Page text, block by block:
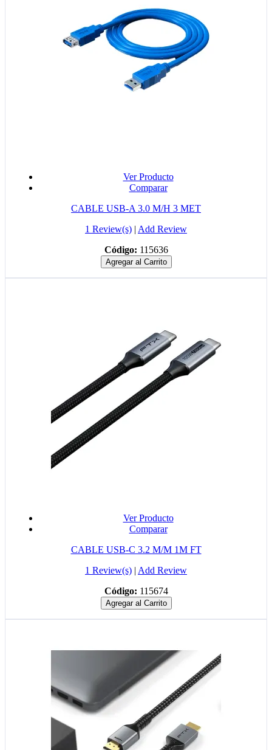
Ver Producto
Comparar
CABLE USB-A 3.0 M/H 3 MET
1 Review(s) | Add Review
Código: 115636
Agregar al Carrito
Ver Producto
Comparar
CABLE USB-C 3.2 M/M 1M FT
1 Review(s) | Add Review
Código: 115674
Agregar al Carrito